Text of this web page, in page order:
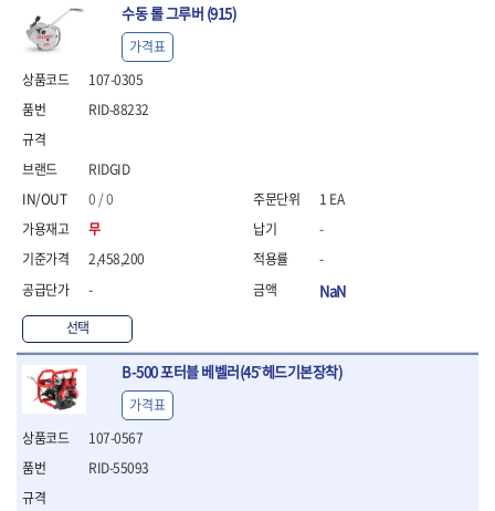
- 니퍼
- 롱노우즈
- 스냅링플라이어
- 그룹조인트플라이어
- 케이블커터
- 옵셋렌치
- 공구함세트
- 콤비네이션렌치
- 라쳇콤비네이션렌치
- 라쳇옵셋렌치
- 콤비네이션렌치세트
- 플레어너트렌치
- 양구스패너세트
- 옵셋렌치세트
- 라쳇콤비네이션렌치세
- 라쳇콤비네이션세트
수동 롤 그루버 (915)
107-0305
RIDGID
0 / 0
무
2,458,200
-
선택
RID-88232
가격표
1 EA
-
-
NaN
B-500 포터블 베벨러(45˚헤드기본장착)
107-0567
RID-55093
가격표